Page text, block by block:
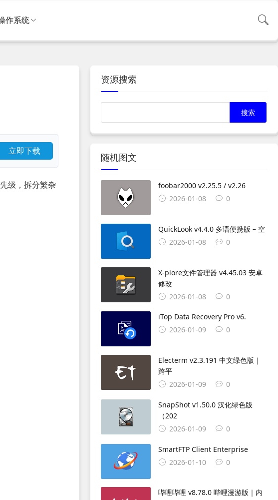
作系统
立即下载
级，拆分繁杂
资源搜索
随机图文
foobar2000 v2.25.5 / v2.26
2026-01-08
0
QuickLook v4.4.0 多语便携版 – 空
2026-01-08
0
X-plore文件管理器 v4.45.03 安卓
修改
2026-01-08
0
iTop Data Recovery Pro v6.
2026-01-09
0
Electerm v2.3.191 中文绿色版｜
跨平
2026-01-09
0
SnapShot v1.50.0 汉化绿色版
（202
2026-01-09
0
SmartFTP Client Enterprise
2026-01-10
0
哔哩哔哩 v8.78.0 哔哩漫游版｜内